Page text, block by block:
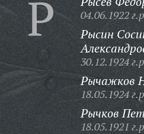
Р 04.06.1922
Рысин
30.12.1924
Рычажков
18.05.1924
Рычков
18.05.1921